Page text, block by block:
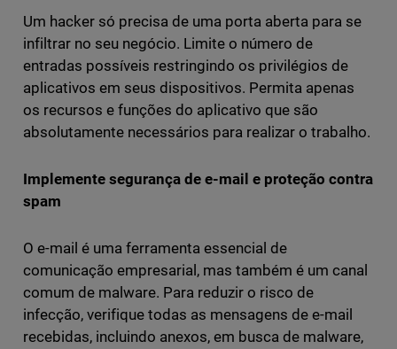
Um hacker só precisa de uma porta aberta para se
infiltrar no seu negócio. Limite o número de
entradas possíveis restringindo os privilégios de
aplicativos em seus dispositivos. Permita apenas
os recursos e funções do aplicativo que são
absolutamente necessários para realizar o trabalho.
Implemente segurança de e-mail e proteção contra
spam
O e-mail é uma ferramenta essencial de
comunicação empresarial, mas também é um canal
comum de malware. Para reduzir o risco de
infecção, verifique todas as mensagens de e-mail
recebidas, incluindo anexos, em busca de malware,